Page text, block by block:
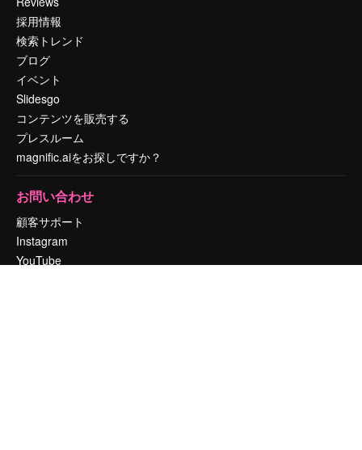
採用情報
検索トレンド
ブログ
イベント
Slidesgo
コンテンツを販売する
プレスルーム
magnific.aiをお探しですか？
お問い合わせ
顧客サポート
Instagram
YouTube